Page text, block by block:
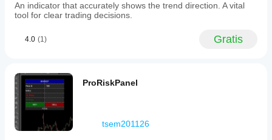
An indicator that accurately shows the trend direction. A vital
tool for clear trading decisions.
4.0 (1) Gratis
ProRiskPanel
tsem201126